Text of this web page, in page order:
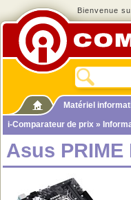
Bienvenue
Matériel
i-Comparateur de prix »
Asus PRIME